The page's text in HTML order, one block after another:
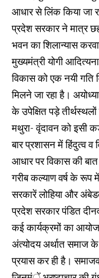
आधार से लिंक किया जा
प्रदेश सरकार ने मात्र
भवन का शिलान्यास
मुख्यमंत्री योगी
विकास को एक नयी गति
मिलने जा रहा है।
के उपेक्षित पड़े
मथुरा- वृंदावन को इसी
बार प्रशासन में हिंदुत्व
आधार पर विकास की
गरीब कल्याण वर्ष के रूप
सरकारें लोहिया और
प्रदेश सरकार पंडित
कई कार्यक्रमों का
अंत्योदय अर्थात समाज
प्रयास कर ही है।